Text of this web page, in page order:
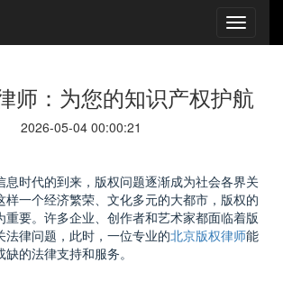
师：为您的知识产权护航
2026-05-04 00:00:21
息时代的到来，版权问题逐渐成为社会各界关
样一个经济繁荣、文化多元的大都市，版权的
重要。许多企业、创作者和艺术家都面临着版
法律问题，此时，一位专业的北京版权律师能
的法律支持和服务。